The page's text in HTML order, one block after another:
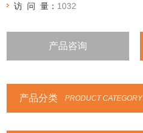
访 问 量： 1032
产品咨询
产品分类 PRODUCT CATEGORY